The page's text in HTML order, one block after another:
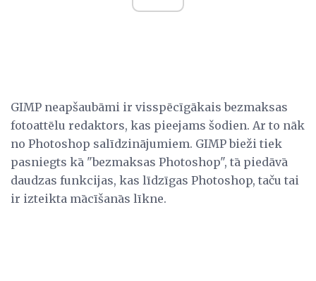
GIMP neapšaubāmi ir visspēcīgākais bezmaksas
fotoattēlu redaktors, kas pieejams šodien. Ar to nāk
no Photoshop salīdzinājumiem. GIMP bieži tiek
pasniegts kā "bezmaksas Photoshop", tā piedāvā
daudzas funkcijas, kas līdzīgas Photoshop, taču tai
ir izteikta mācīšanās līkne.